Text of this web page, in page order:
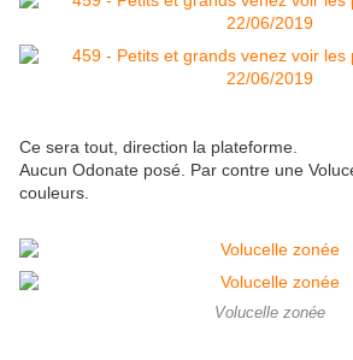
Ce sera tout, direction la plateforme.
Aucun Odonate posé. Par contre une
couleurs.
Volucelle zonée